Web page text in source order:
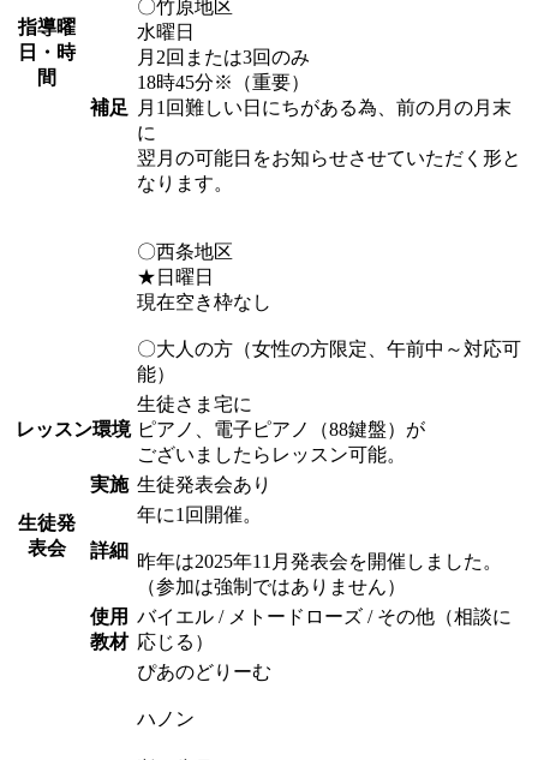
指導曜
日・時
間
補足
〇竹原地区
水曜日
月2回または3回のみ
18時45分※（重要）
月1回難しい日にちがある為、前の月の月末
に
翌月の可能日をお知らせさせていただく形と
なります。
〇西条地区
★日曜日
現在空き枠なし
〇大人の方（女性の方限定、午前中～対応可
能）
レッスン環境
生徒さま宅に
ピアノ、電子ピアノ（88鍵盤）が
ございましたらレッスン可能。
生徒発
表会
実施 生徒発表会あり
詳細
年に1回開催。
昨年は2025年11月発表会を開催しました。
（参加は強制ではありません）
使用
教材
バイエル / メトードローズ / その他（相談に
応じる）
ぴあのどりーむ
ハノン